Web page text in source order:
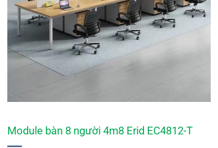
Module bàn 8 người 4m8 Erid EC4812-T